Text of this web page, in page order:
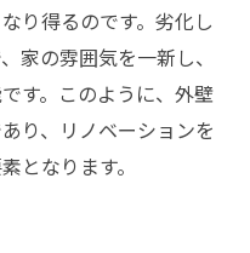
り得るのです。劣化し
家の雰囲気を一新し、
す。このように、外壁
り、リノベーションを
となります。